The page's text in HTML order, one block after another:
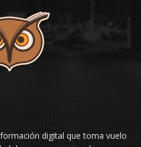
digital que toma vuelo